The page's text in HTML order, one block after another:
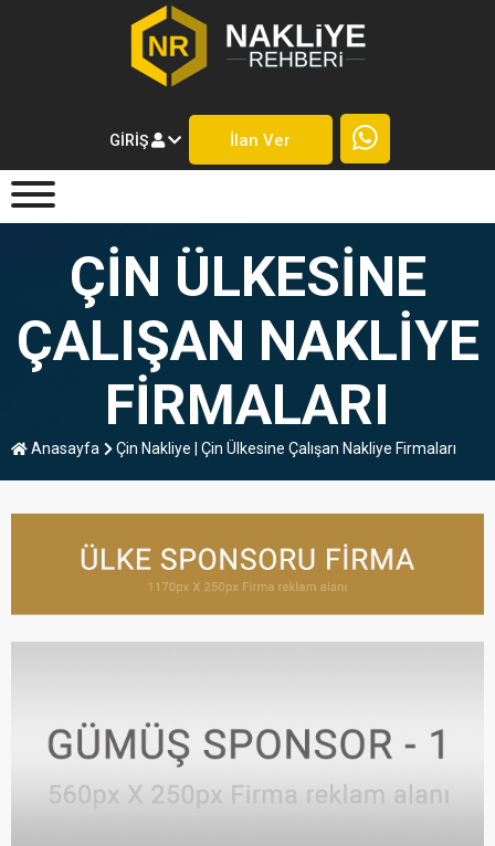
GIRIŞ İlan Ver
ÇIN ÜLKESINE
ÇALIŞAN NAKLIYE
FIRMALARI
Anasayfa Çin Nakliye | Çin Ülkesine Çalışan Nakliye Firmaları